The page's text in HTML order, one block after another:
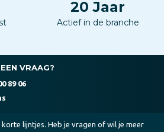
20 Jaar
Actief in de branche
VRAAG?
89 06
lijntjes. Heb je vragen of wil je meer